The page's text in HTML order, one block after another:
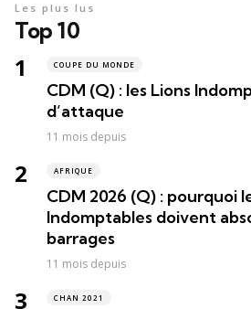
Top 10
Les plus lus
COUPE DU MONDE
CDM (Q) : les Lions
d’attaque
11 mois depuis
AFRIQUE
CDM 2026 (Q) : pourquoi
Indomptables doivent
barrages
11 mois depuis
CHAN 2021